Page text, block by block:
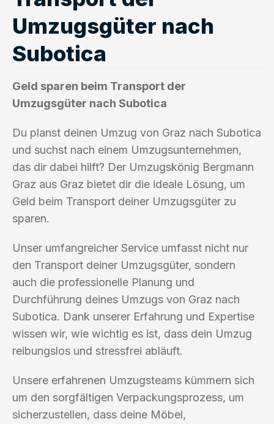
Umzugsgüter nach
Subotica
Geld sparen beim Transport der
Umzugsgüter nach Subotica
Du planst deinen Umzug von Graz nach Subotica
und suchst nach einem Umzugsunternehmen,
das dir dabei hilft? Der Umzugskönig Bergmann
Graz aus Graz bietet dir die ideale Lösung, um
Geld beim Transport deiner Umzugsgüter zu
sparen.
Unser umfangreicher Service umfasst nicht nur
den Transport deiner Umzugsgüter, sondern
auch die professionelle Planung und
Durchführung deines Umzugs von Graz nach
Subotica. Dank unserer Erfahrung und Expertise
wissen wir, wie wichtig es ist, dass dein Umzug
reibungslos und stressfrei abläuft.
Unsere erfahrenen Umzugsteams kümmern sich
um den sorgfältigen Verpackungsprozess, um
sicherzustellen, dass deine Möbel,